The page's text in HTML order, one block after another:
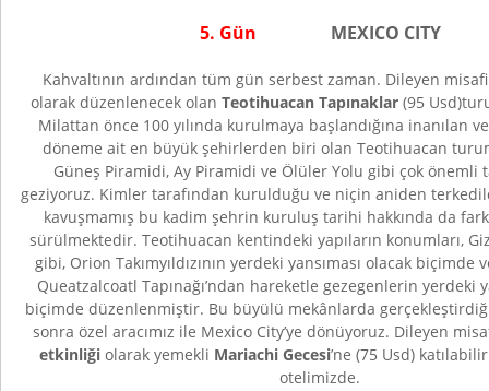
5. Gün MEXICO CITY
Kahvaltının ardından tüm gün serbest zaman. Dileyen
olarak düzenlenecek olan Teotihuacan Tapınaklar (95
Milattan önce 100 yılında kurulmaya başlandığına inanılan
döneme ait en büyük şehirlerden biri olan Teotihuacan
Güneş Piramidi, Ay Piramidi ve Ölüler Yolu gibi çok önemli
geziyoruz. Kimler tarafından kurulduğu ve niçin aniden
kavuşmamış bu kadim şehrin kuruluş tarihi hakkında da
sürülmektedir. Teotihuacan kentindeki yapıların konumları,
gibi, Orion Takımyıldızının yerdeki yansıması olacak biçimde
Queatzalcoatl Tapınağı’ndan hareketle gezegenlerin yerdeki
biçimde düzenlenmiştir. Bu büyülü mekânlarda
sonra özel aracımız ile Mexico City’ye dönüyoruz. Dileyen
etkinliği olarak yemekli Mariachi Gecesi’ne (75 Usd)
otelimizde.